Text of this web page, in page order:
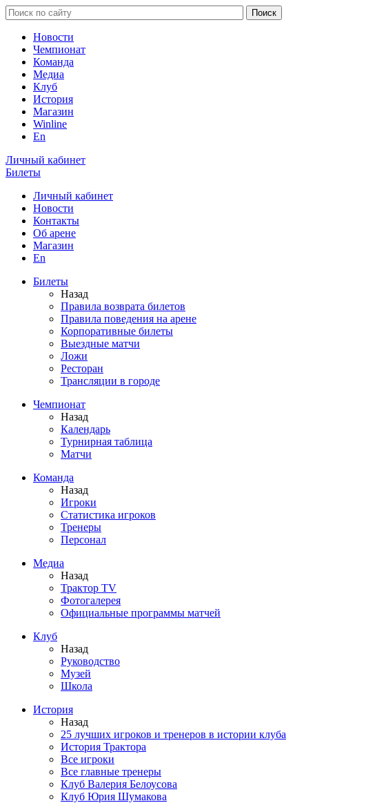
Новости
Чемпионат
Команда
Медиа
Клуб
История
Магазин
Winline
En
Личный кабинет
Билеты
Личный кабинет
Новости
Контакты
Об арене
Магазин
En
Билеты
Назад
Правила возврата билетов
Правила поведения на арене
Корпоративные билеты
Выездные матчи
Ложи
Ресторан
Трансляции в городе
Чемпионат
Назад
Календарь
Турнирная таблица
Матчи
Команда
Назад
Игроки
Статистика игроков
Тренеры
Персонал
Медиа
Назад
Трактор TV
Фотогалерея
Официальные программы матчей
Клуб
Назад
Руководство
Музей
Школа
История
Назад
25 лучших игроков и тренеров в истории клуба
История Трактора
Все игроки
Все главные тренеры
Клуб Валерия Белоусова
Клуб Юрия Шумакова